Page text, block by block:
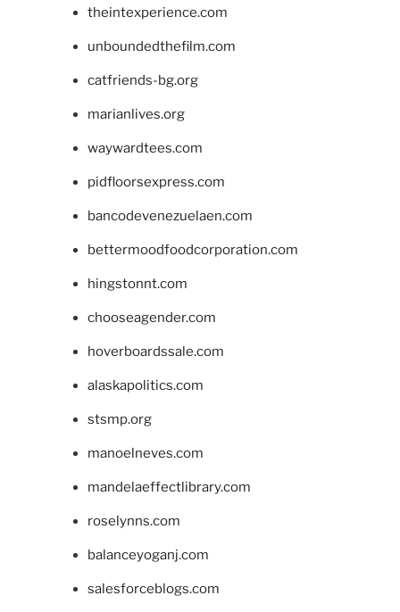
theintexperience.com
unboundedthefilm.com
catfriends-bg.org
marianlives.org
waywardtees.com
pidfloorsexpress.com
bancodevenezuelaen.com
bettermoodfoodcorporation.com
hingstonnt.com
chooseagender.com
hoverboardssale.com
alaskapolitics.com
stsmp.org
manoelneves.com
mandelaeffectlibrary.com
roselynns.com
balanceyoganj.com
salesforceblogs.com